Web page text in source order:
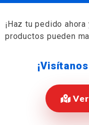
¡Haz tu pedido
productos pueden